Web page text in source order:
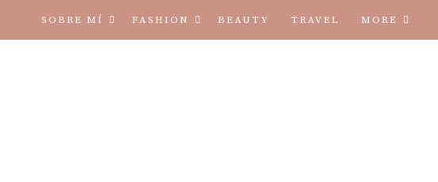
SOBRE MÍ FASHION BEAUTY TRAVEL MORE